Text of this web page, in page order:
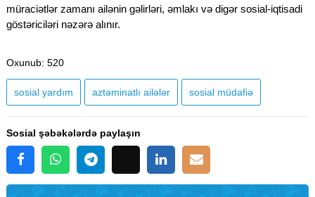
müraciətlər zamanı ailənin gəlirləri, əmlakı və digər sosial-iqtisadi
göstəriciləri nəzərə alınır.
Oxunub: 520
sosial yardım aztəminatlı ailələr sosial müdafiə
Sosial şəbəkələrdə paylaşın